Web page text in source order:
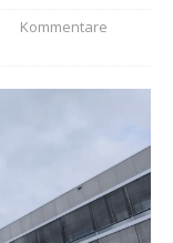
Kommentare